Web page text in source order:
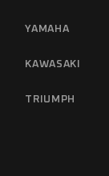
YAMAHA
KAWASAKI
TRIUMPH